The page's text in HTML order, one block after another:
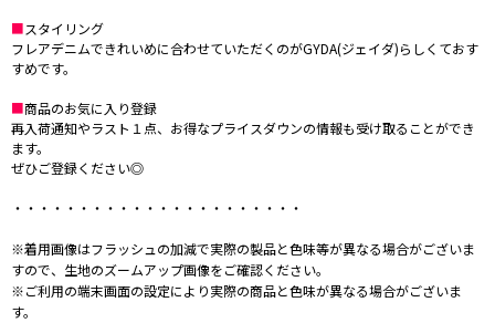
■スタイリング
フレアデニムできれいめに合わせていただくのがGYDA(ジェイダ)らしくておす
すめです。
■商品のお気に入り登録
再入荷通知やラスト１点、お得なプライスダウンの情報も受け取ることができ
ます。
ぜひご登録ください◎
・・・・・・・・・・・・・・・・・・・・・・
※着用画像はフラッシュの加減で実際の製品と色味等が異なる場合がございま
すので、生地のズームアップ画像をご確認ください。
※ご利用の端末画面の設定により実際の商品と色味が異なる場合がございま
す。